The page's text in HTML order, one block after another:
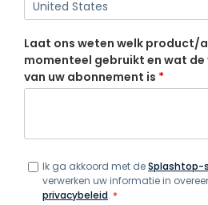
Laat ons weten welk product/
momenteel gebruikt en wat
van uw abonnement is *
Ik ga akkoord met deSplashtop-
verwerken uw informatie in
privacybeleid. *